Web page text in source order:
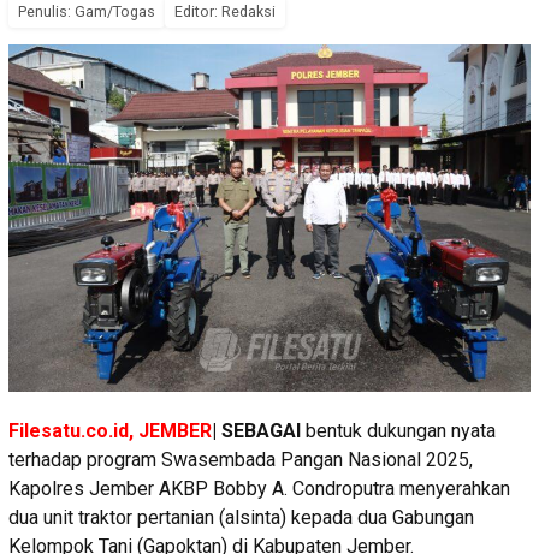
Penulis: Gam/Togas Editor: Redaksi
Filesatu.co.id, JEMBER| SEBAGAI bentuk dukungan nyata
terhadap program Swasembada Pangan Nasional 2025,
Kapolres Jember AKBP Bobby A. Condroputra menyerahkan
dua unit traktor pertanian (alsinta) kepada dua Gabungan
Kelompok Tani (Gapoktan) di Kabupaten Jember.